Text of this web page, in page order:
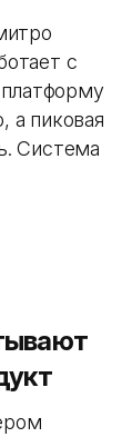
с
а пиковая
Система